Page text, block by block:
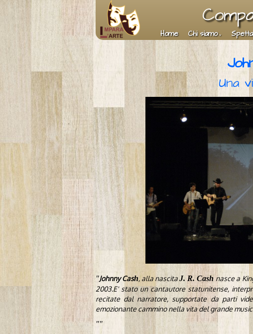
Home Chi siamo
J
Una
Johnny Cash, alla nascitaJ. R. Cash nasce a
2003.E' stato un cantautore statunitense,
recitate dal narratore, supportate da parti
emozionante cammino nella vita del grande